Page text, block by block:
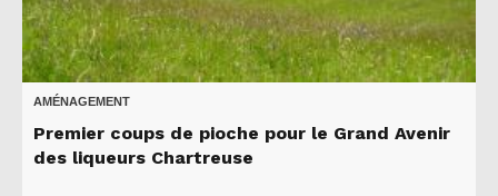
AMÉNAGEMENT
Premier coups de pioche pour le Grand Avenir
des liqueurs Chartreuse